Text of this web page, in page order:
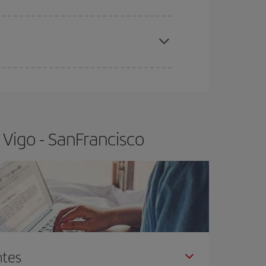
SanFrancisco-dest
- SanFrancisco